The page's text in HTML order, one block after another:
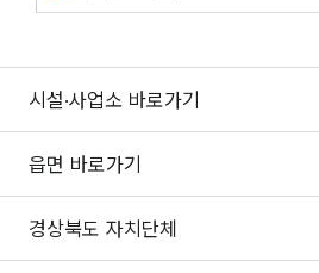
시설·사업소 바로가기
읍면 바로가기
경상북도 자치단체